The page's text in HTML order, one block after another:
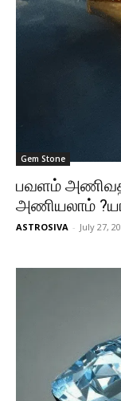
Gem Stone
பவளம்
அணியலாம்
ASTROSIVA - July 27,